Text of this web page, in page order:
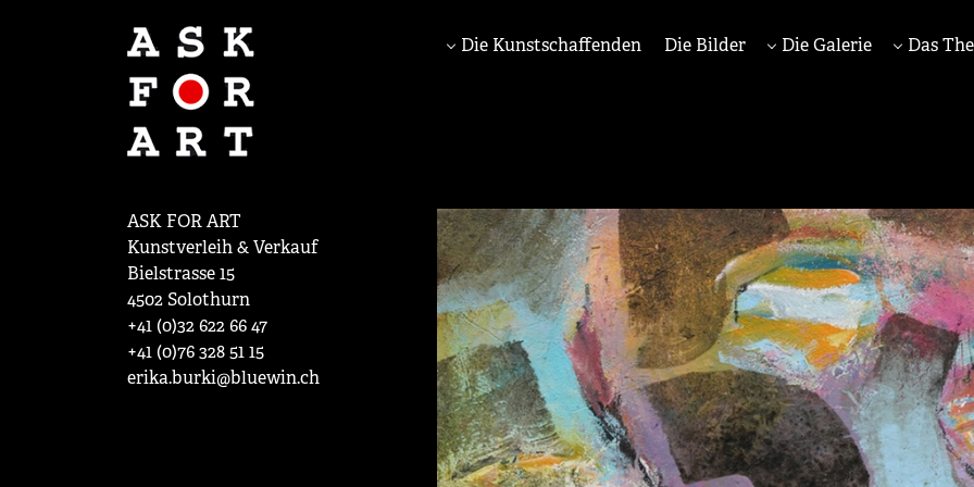
Die Kunstschaffenden Die Bilder Die Galerie Das
ASK FOR ART
Kunstverleih & Verkauf
Bielstrasse 15
4502 Solothurn
+41 (0)32 622 66 47
+41 (0)76 328 51 15
erika.burki@bluewin.ch